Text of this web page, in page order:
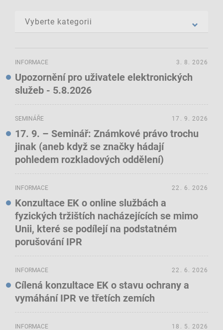
INFORMACE
Upozornění pro uživatele elektronických
služeb - 5.8.2026
3. 8. 2026
SEMINÁŘE
17. 9. – Seminář: Známkové právo trochu
jinak (aneb když se značky hádají
pohledem rozkladových oddělení)
17. 9. 2026
INFORMACE
Konzultace EK o online službách a
fyzických tržištích nacházejících se mimo
Unii, které se podílejí na podstatném
porušování IPR
22. 6. 2026
INFORMACE
Cílená konzultace EK o stavu ochrany a
vymáhání IPR ve třetích zemích
22. 6. 2026
INFORMACE 18. 5. 2026